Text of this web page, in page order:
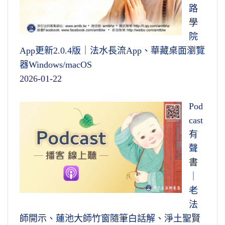
路
學
院
App更新2.0.4版｜法水長流App、華藏桌面瀏覽
器Windows/macOS
2026-01-22
Pod
cast
有
聲
書
老
法
師開示、蓮池大師竹窗隨筆白話解、淨土聖賢